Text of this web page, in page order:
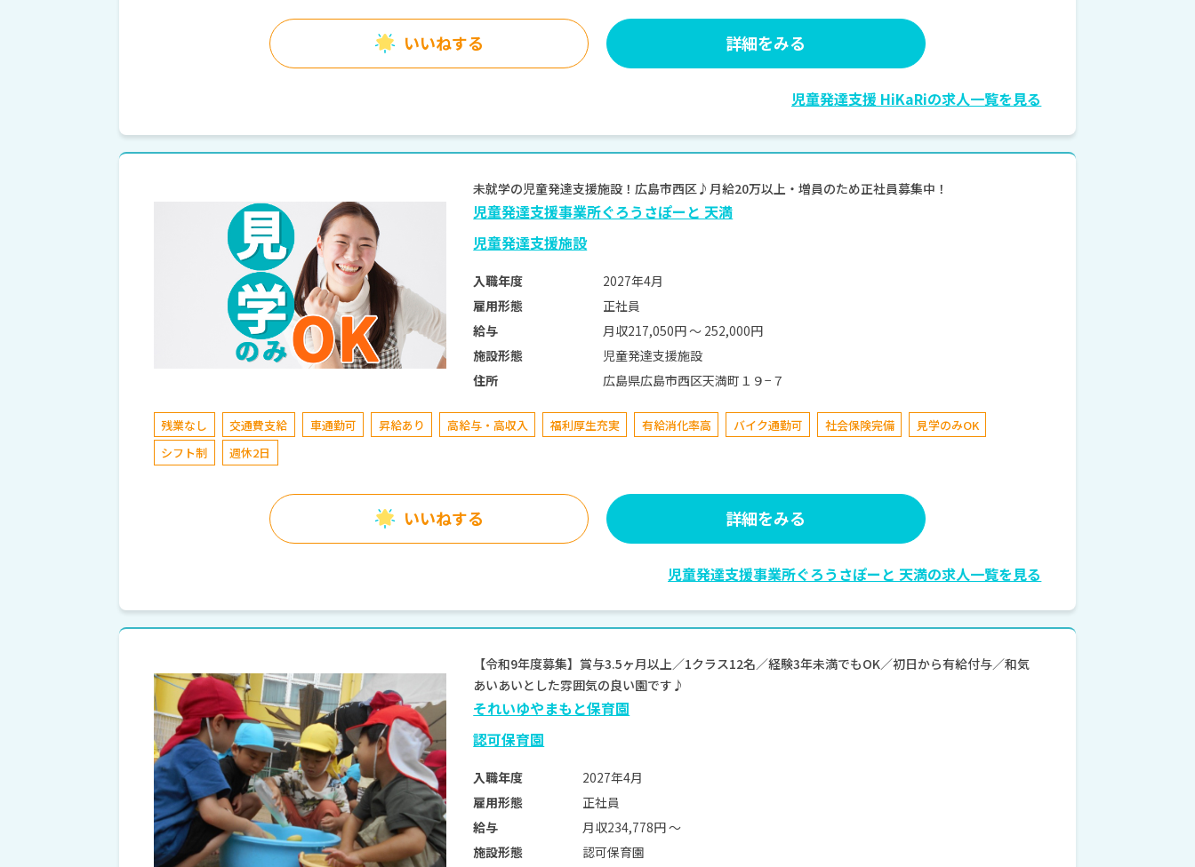
いいねする 詳細をみる
児童発達支援 HiKaRiの求人一覧を見る
未就学の児童発達支援施設！広島市西区♪月給20万以上・増員のため正社員募集中！
児童発達支援事業所ぐろうさぽーと 天満
児童発達支援施設
入職年度
2027年4月
雇用形態
正社員
給与
月収217,050円 〜 252,000円
施設形態
児童発達支援施設
住所
広島県広島市西区天満町１９−７
残業なし 交通費支給 車通勤可 昇給あり 高給与・高収入 福利厚生充実 有給消化率高 バイク通勤可 社会保険完備
見学のみOK
シフト制
週休2日
いいねする 詳細をみる
児童発達支援事業所ぐろうさぽーと 天満の求人一覧を見る
【令和9年度募集】賞与3.5ヶ月以上／1クラス12名／経験3年未満でもOK／初日から有給付与／和気
あいあいとした雰囲気の良い園です♪
それいゆやまもと保育園
認可保育園
入職年度
2027年4月
雇用形態
正社員
給与
月収234,778円 〜
施設形態
認可保育園